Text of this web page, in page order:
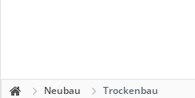
Neubau Trockenbau